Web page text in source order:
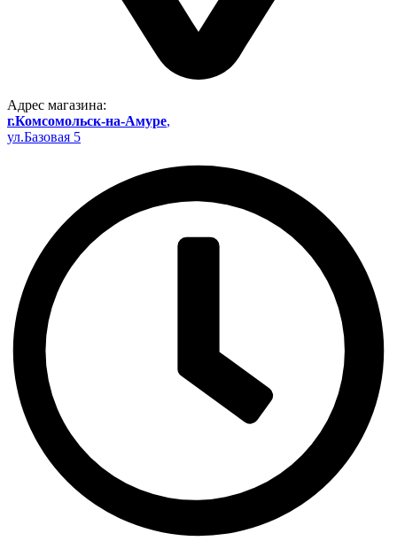
Адрес магазина:
г.Комсомольск-на-Амуре,
ул.Базовая 5